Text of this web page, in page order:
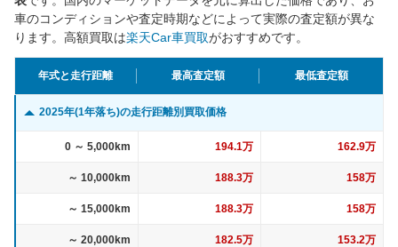
車のコンディションや査定時期などによって実際の査定額が異な
ります。高額買取は楽天Car車買取がおすすめです。
年式と走行距離 最高査定額 最低査定額
2025年(1年落ち)の走行距離別買取価格
0 ～ 5,000km 194.1万 162.9万
～ 10,000km 188.3万 158万
～ 15,000km 188.3万 158万
～ 20,000km 182.5万 153.2万